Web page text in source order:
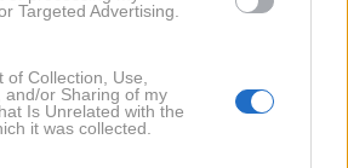
Targeted Advertising.
Collection, Use,
and/or Sharing of my
Is Unrelated with the
it was collected.